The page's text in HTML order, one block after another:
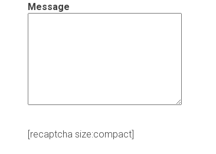
Message
[recaptcha size:compact]